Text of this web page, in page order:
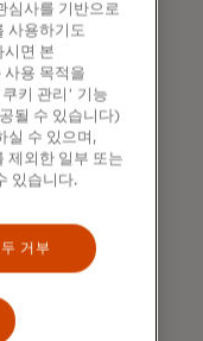
책임자
는
강점을
에게
권을 더
원
털
심사를 기반으로
사용하기도
면 본
사용 목적을
키 관리' 기능
될 수 있습니다)
실 수 있으며,
제외한 일부 또는
있습니다.
거부